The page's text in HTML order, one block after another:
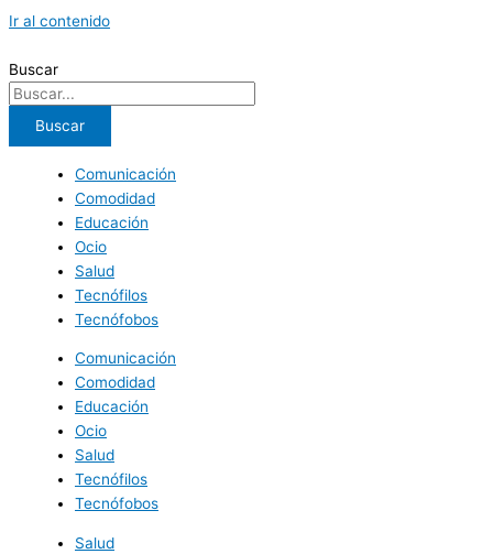
Ir al contenido
Buscar
Buscar
Comunicación
Comodidad
Educación
Ocio
Salud
Tecnófilos
Tecnófobos
Comunicación
Comodidad
Educación
Ocio
Salud
Tecnófilos
Tecnófobos
Salud